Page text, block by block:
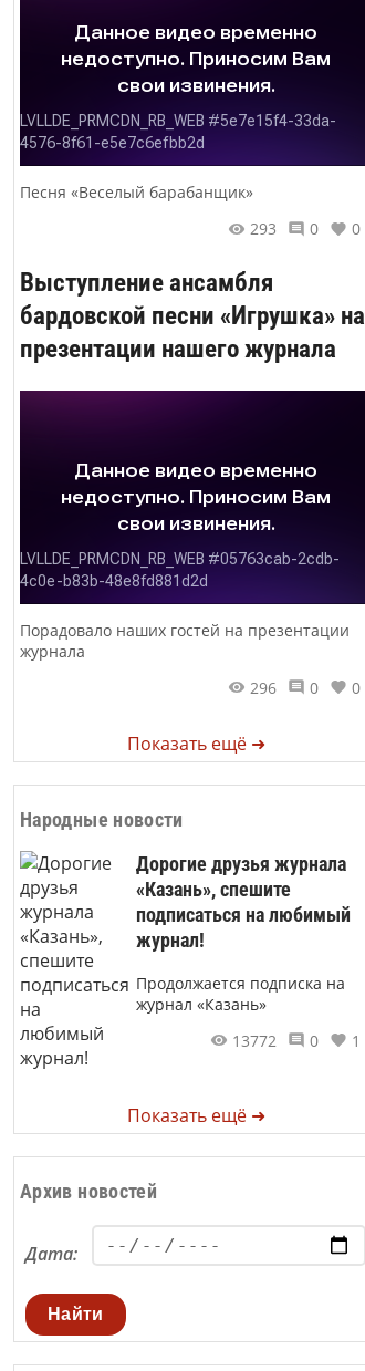
Песня «Веселый барабанщик»
293
0 0
Выступление ансамбля
бардовской песни «Игрушка» на
презентации нашего журнала
Порадовало наших гостей на презентации
журнала
296
0 0
Показать ещё ➜
Народные новости
Дорогие друзья журнала
«Казань», спешите
подписаться на любимый
журнал!
Продолжается подписка на
журнал «Казань»
13772
0 1
Показать ещё ➜
Архив новостей
Дата:
Найти